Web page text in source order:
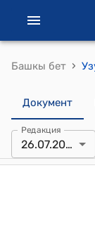
Башкы бет ›
Документ
Редакция
26.07.2024